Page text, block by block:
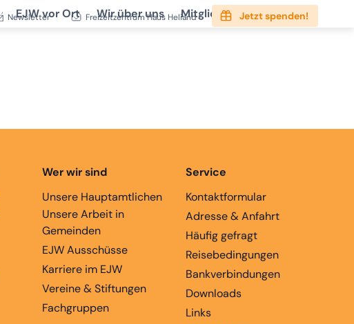
Newsletter Freizeitzentrum Haus Heliand Jetzt spenden!
EJW vor Ort Wir über uns Mitgliedschaft Service
Wer wir sind
Unsere Hauptamtlichen
Unsere Arbeit in
Gemeinden
EJW Ausschüsse
Karriere im EJW
Vereine & Stiftungen
Fachgruppen
Service
Kontaktformular
Adresse & Anfahrt
Häufig gefragt
Reisebedingungen
Bankverbindungen
Downloads
Links